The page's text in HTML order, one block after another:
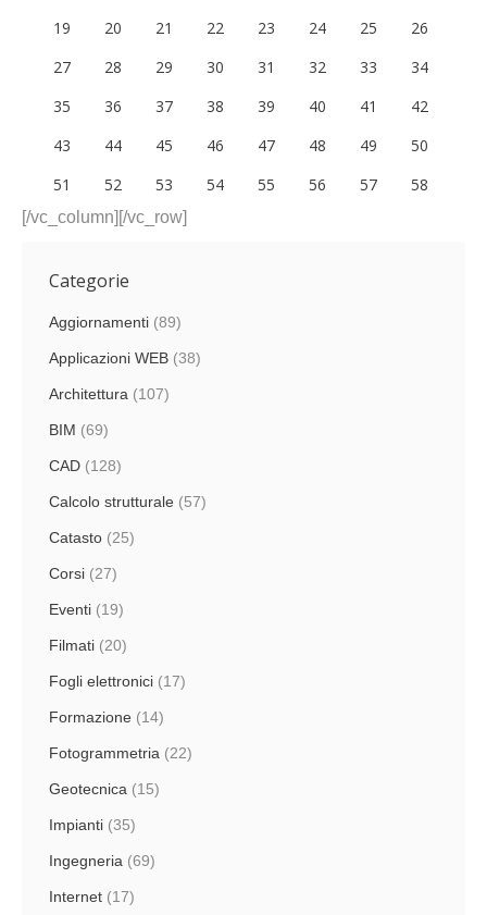
19
20 21 22 23 24 25
26
27
28 29 30 31 32 33
34
35
36 37 38 39 40 41
42
43
44 45 46 47 48 49
50
51
52 53 54 55 56 57 58
[/vc_column][/vc_row]
Categorie
Aggiornamenti (89)
Applicazioni WEB (38)
Architettura (107)
BIM (69)
CAD (128)
Calcolo strutturale (57)
Catasto (25)
Corsi (27)
Eventi (19)
Filmati (20)
Fogli elettronici (17)
Formazione (14)
Fotogrammetria (22)
Geotecnica (15)
Impianti (35)
Ingegneria (69)
Internet (17)